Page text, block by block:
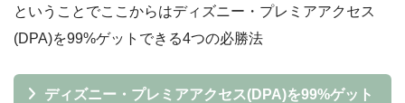
ということでここからはディズニー・プレミアアクセス
(DPA)を99%ゲットできる4つの必勝法
ディズニー・プレミアアクセス(DPA)を99%ゲット